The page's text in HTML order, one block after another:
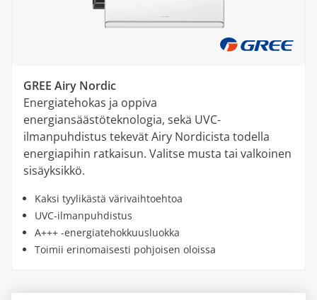
GREE Airy Nordic
Energiatehokas ja oppiva
energiansäästöteknologia, sekä UVC-
ilmanpuhdistus tekevät Airy Nordicista todella
energiapihin ratkaisun. Valitse musta tai valkoinen
sisäyksikkö.
Kaksi tyylikästä värivaihtoehtoa
UVC-ilmanpuhdistus
A+++ -energiatehokkuusluokka
Toimii erinomaisesti pohjoisen oloissa